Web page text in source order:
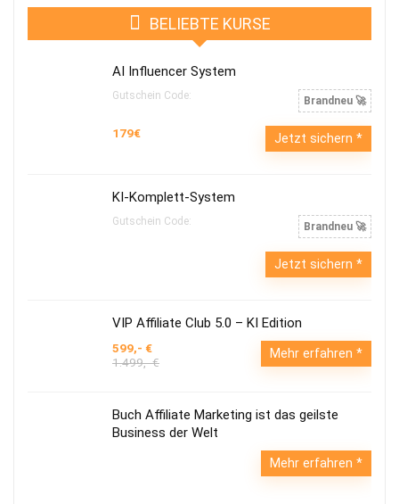
BELIEBTE KURSE
AI Influencer System
Gutschein Code: Brandneu 🚀
179€ Jetzt sichern
KI-Komplett-System
Gutschein Code: Brandneu 🚀
Jetzt sichern
VIP Affiliate Club 5.0 – KI Edition
599,- €
1.499,- €
Mehr erfahren
Buch Affiliate Marketing ist das geilste
Business der Welt
Mehr erfahren